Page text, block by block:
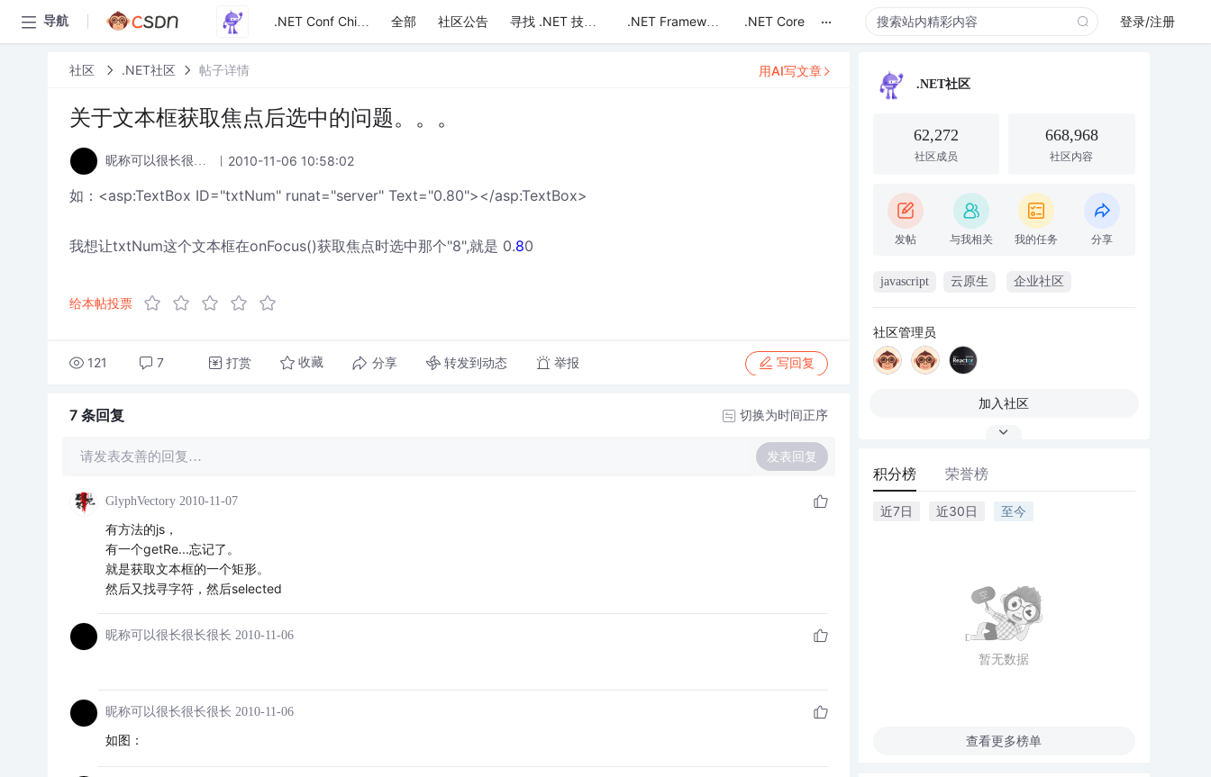
导航 .NET Conf China 全部 社区公告 寻找 .NET 技术达人 .NET Framework .NET Core ... 登录/注册
社区 .NET社区 帖子详情
关于文本框获取焦点后选中的问题。。。
昵称可以很长很长很长 2010-11-06 10:58:02
如：<asp:TextBox ID="txtNum" runat="server" Text="0.80"></asp:TextBox>
我想让txtNum这个文本框在onFocus()获取焦点时选中那个"8",就是 0.80
给本帖投票
121 7 打赏 收藏 分享 转发到动态 举报 写回复
用AI写文章
7 条回复 切换为时间正序
请发表友善的回复… 发表回复
GlyphVectory 2010-11-07
有方法的js，
有一个getRe...忘记了。
就是获取文本框的一个矩形。
然后又找寻字符，然后selected
昵称可以很长很长很长 2010-11-06
昵称可以很长很长很长 2010-11-06
如图：
.NET社区
62,272
社区成员
668,968
社区内容
发帖 与我相关 我的任务 分享
javascript 云原生 企业社区
社区管理员
加入社区
积分榜 荣誉榜
近7日 近30日 至今
暂无数据
查看更多榜单